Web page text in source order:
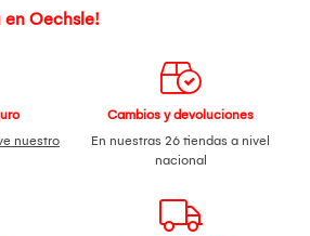
en Oechsle!
nuestro
Cambios y devoluciones
En nuestras 26 tiendas a nivel
nacional